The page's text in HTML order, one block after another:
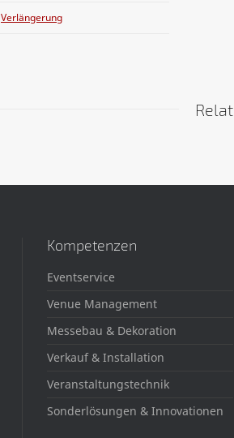
Verlängerung
Kompetenzen
Eventservice
Venue Management
Messebau & Dekoration
Verkauf & Installation
Veranstaltungstechnik
Sonderlösungen & Innovationen